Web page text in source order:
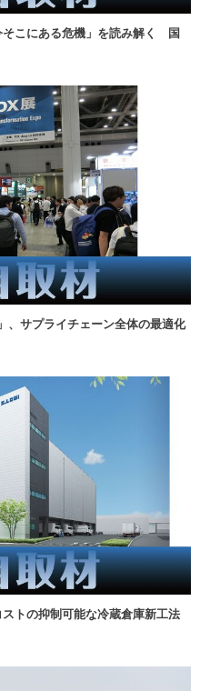
そこにある危機」を読み解く 国
、サプライチェーン全体の最適化
トの抑制可能な冷蔵倉庫新工法